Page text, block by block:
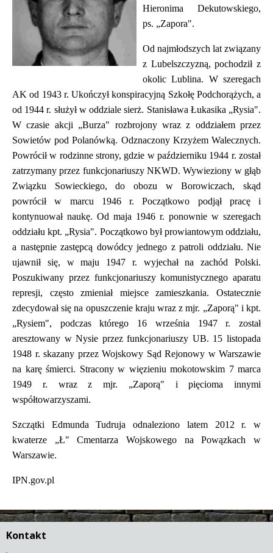
Hieronima Dekutowskiego,
ps. „Zapora".
Od najmłodszych lat związany
z Lubelszczyzną, pochodził z
okolic Lublina. W szeregach
AK od 1943 r. Ukończył konspiracyjną Szkołę Podchorążych, a
od 1944 r. służył w oddziale sierż. Stanisława Łukasika „Rysia".
W czasie akcji „Burza" rozbrojony wraz z oddziałem przez
Sowietów pod Polanówką. Odznaczony Krzyżem Walecznych.
Powrócił w rodzinne strony, gdzie w październiku 1944 r. został
zatrzymany przez funkcjonariuszy NKWD. Wywieziony w głąb
Związku Sowieckiego, do obozu w Borowiczach, skąd
powrócił w marcu 1946 r. Początkowo podjął pracę i
kontynuował naukę. Od maja 1946 r. ponownie w szeregach
oddziału kpt. „Rysia". Początkowo był prowiantowym oddziału,
a następnie zastępcą dowódcy jednego z patroli oddziału. Nie
ujawnił się, w maju 1947 r. wyjechał na zachód Polski.
Poszukiwany przez funkcjonariuszy komunistycznego aparatu
represji, często zmieniał miejsce zamieszkania. Ostatecznie
zdecydował się na opuszczenie kraju wraz z mjr. „Zaporą" i kpt.
„Rysiem", podczas którego 16 września 1947 r. został
aresztowany w Nysie przez funkcjonariuszy UB. 15 listopada
1948 r. skazany przez Wojskowy Sąd Rejonowy w Warszawie
na karę śmierci. Stracony w więzieniu mokotowskim 7 marca
1949 r. wraz z mjr. „Zaporą" i pięcioma innymi
współtowarzyszami.
Szczątki Edmunda Tudruja odnaleziono latem 2012 r. w
kwaterze „Ł" Cmentarza Wojskowego na Powązkach w
Warszawie.
IPN.gov.pl
Kontakt